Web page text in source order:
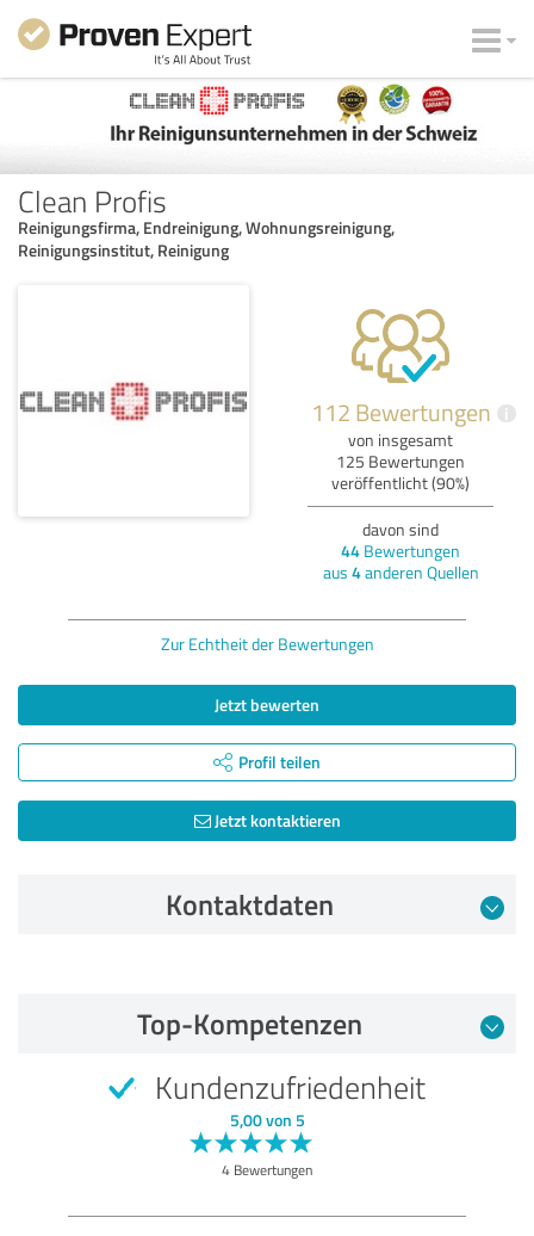
Clean Profis
Reinigungsfirma, Endreinigung, Wohnungsreinigung,
Reinigungsinstitut, Reinigung
112 Bewertungen i
von insgesamt
125 Bewertungen
veröffentlicht (90%)
davon sind
44 Bewertungen
aus 4anderen Quellen
Zur Echtheit der Bewertungen
Jetzt bewerten
Profil teilen
Jetzt kontaktieren
Kontaktdaten
Empfehlung
Top-Kompetenzen
Kundenzufriedenheit
5,00 von 5
4 Bewertungen